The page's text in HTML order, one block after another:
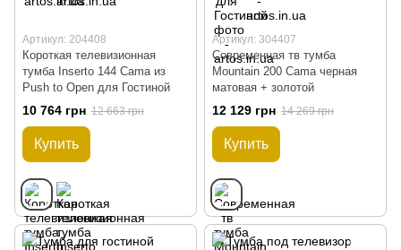
Артикул: 204408
Короткая телевизионная
тумба Inserto 144 Cama из
Push to Open для Гостиной
10 764 грн 12 663 грн
Купить
Артикул: 304407
Современная тв тумба
Mountain 200 Cama черная
матовая + золотой
12 129 грн 14 269 грн
Купить